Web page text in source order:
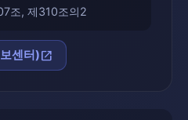
조, 제310조의2
센터)open_in_new